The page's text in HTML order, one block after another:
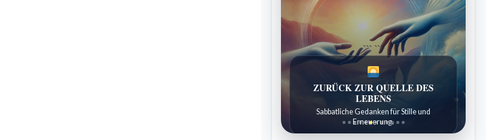
```
ZURÜCK ZUR QUELLE DES
LEBENS
Sabbatliche Gedanken für Stille und
Erneuerung.
```